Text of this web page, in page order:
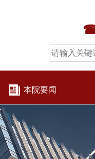
成渝双城经济圈
本院要闻